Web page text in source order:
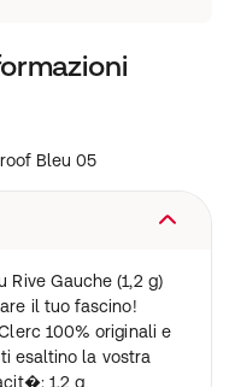
Bleu 05
Rive Gauche (1,2 g)
il tuo fascino!
100% originali e
esaltino la vostra
1,2 g